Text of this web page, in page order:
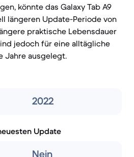
könnte das Galaxy Tab A9
längeren Update-Periode von
praktische Lebensdauer
jedoch für eine alltägliche
Jahre ausgelegt.
2022
Update
Nein